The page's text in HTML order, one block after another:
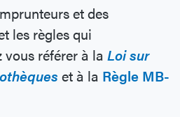
et des
les règles qui
vous référer à la Loi sur
et à la Règle MB-